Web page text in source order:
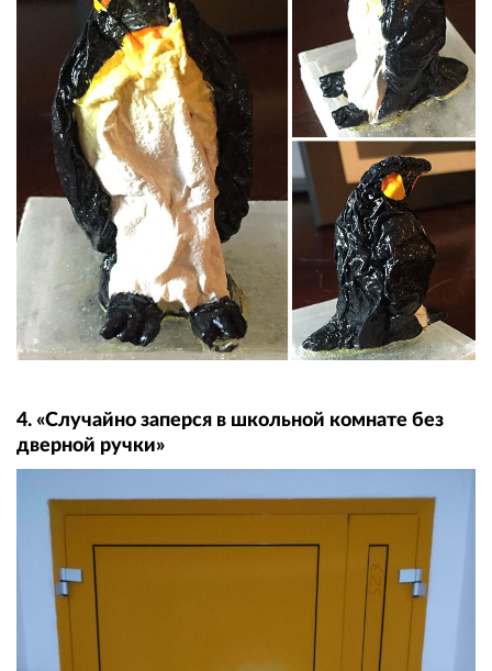
4. «Случайно заперся в школьной комнате без
дверной ручки»